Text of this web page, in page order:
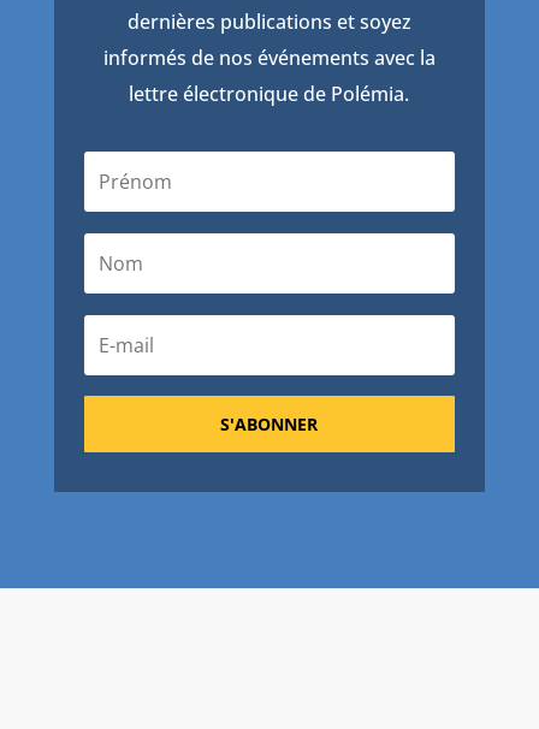
dernières publications et soyez
informés de nos événements avec la
lettre électronique de Polémia.
S'ABONNER